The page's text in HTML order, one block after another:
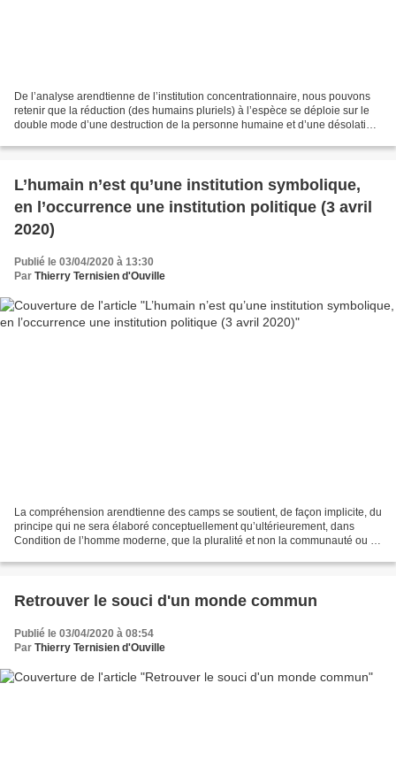
De l’analyse arendtienne de l’institution concentrationnaire, nous pouvons
retenir que la réduction (des humains pluriels) à l’espèce se déploie sur le
double mode d’une destruction de la personne humaine et d’une désolation
L’humain n’est qu’une institution symbolique,
en l’occurrence une institution politique (3 avril
2020)
Publié le 03/04/2020 à 13:30
Par Thierry Ternisien d'Ouville
La compréhension arendtienne des camps se soutient, de façon implicite, du
principe qui ne sera élaboré conceptuellement qu’ultérieurement, dans
Condition de l’homme moderne, que la pluralité et non la communauté ou la
Retrouver le souci d'un monde commun
Publié le 03/04/2020 à 08:54
Par Thierry Ternisien d'Ouville